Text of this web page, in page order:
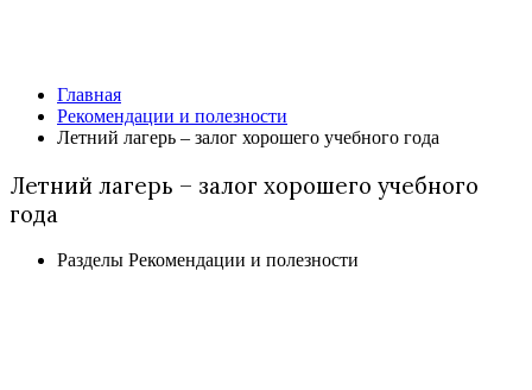
Главная
Рекомендации и полезности
Летний лагерь – залог хорошего учебного года
Летний лагерь – залог хорошего учебного
года
Разделы Рекомендации и полезности